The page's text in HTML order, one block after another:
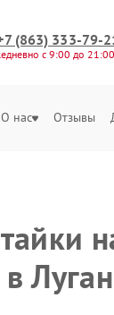
(863) 333-79-
с 9:00 до 21:00
О нас Отзывы